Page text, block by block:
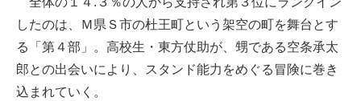
したのは、Ｍ県Ｓ市の杜王町という架空の町を舞台とす
る「第４部」。高校生・東方仗助が、甥である空条承太
郎との出会いにより、スタンド能力をめぐる冒険に巻き
込まれていく。